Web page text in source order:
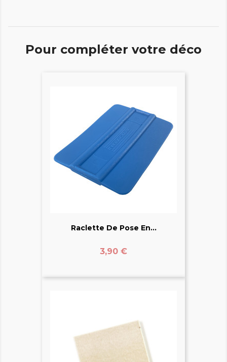
Pour compléter votre déco
Raclette De Pose En...
Prix
3,90 €